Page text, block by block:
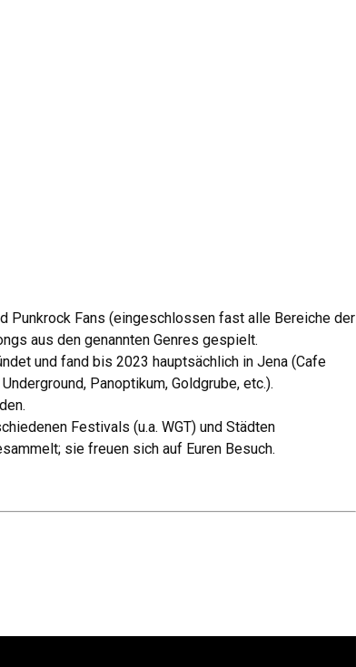
Punkrock Fans (eingeschlossen fast alle Bereiche der
aus den genannten Genres gespielt.
und fand bis 2023 hauptsächlich in Jena (Cafe
Panoptikum, Goldgrube, etc.).
Festivals (u.a. WGT) und Städten
sie freuen sich auf Euren Besuch.